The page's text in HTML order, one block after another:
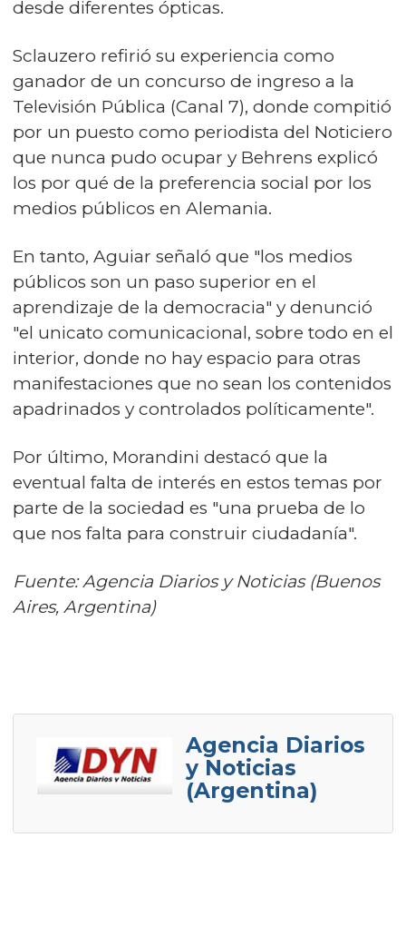
desde diferentes ópticas.
Sclauzero refirió su experiencia como
ganador de un concurso de ingreso a la
Televisión Pública (Canal 7), donde compitió
por un puesto como periodista del Noticiero
que nunca pudo ocupar y Behrens explicó
los por qué de la preferencia social por los
medios públicos en Alemania.
En tanto, Aguiar señaló que "los medios
públicos son un paso superior en el
aprendizaje de la democracia" y denunció
"el unicato comunicacional, sobre todo en el
interior, donde no hay espacio para otras
manifestaciones que no sean los contenidos
apadrinados y controlados políticamente".
Por último, Morandini destacó que la
eventual falta de interés en estos temas por
parte de la sociedad es "una prueba de lo
que nos falta para construir ciudadanía".
Fuente: Agencia Diarios y Noticias (Buenos
Aires, Argentina)
Agencia Diarios
y Noticias
(Argentina)